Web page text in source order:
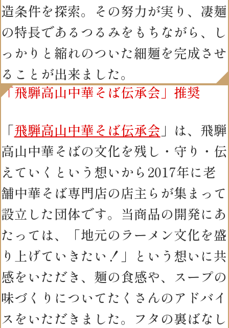
造条件を探索。その努力が実り、凄麺
の特長であるつるみをもちながら、し
っかりと縮れのついた細麺を完成させ
ることが出来ました。
「飛騨高山中華そば伝承会」推奨
「飛騨高山中華そば伝承会 」は、飛騨
高山中華そばの文化を残し・守り・伝
えていくという想いから2017年に老
舗中華そば専門店の店主らが集まって
設立した団体です。当商品の開発にあ
たっては、「地元のラーメン文化を盛
り上げていきたい！」という想いに共
感をいただき、麺の食感や、スープの
味づくりについてたくさんのアドバイ
スをいただきました。フタの裏ばなし